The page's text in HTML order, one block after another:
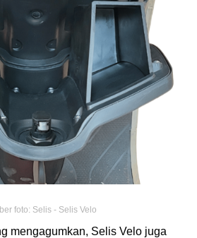
foto: Selis - Selis Velo
mengagumkan, Selis Velo juga